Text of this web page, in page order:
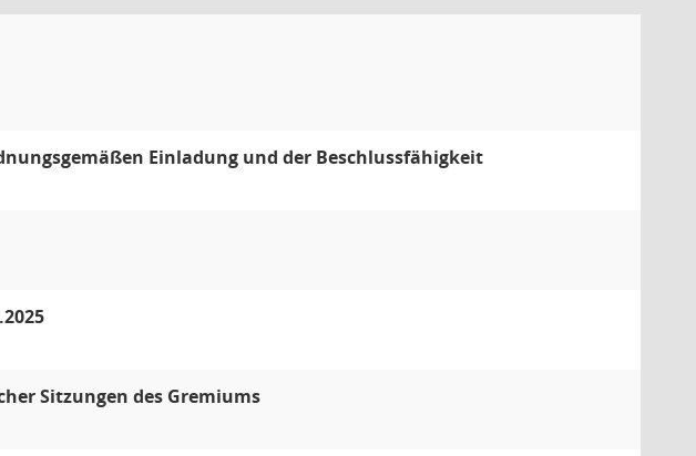
Einladung und der Beschlussfähigkeit
Sitzungen des Gremiums